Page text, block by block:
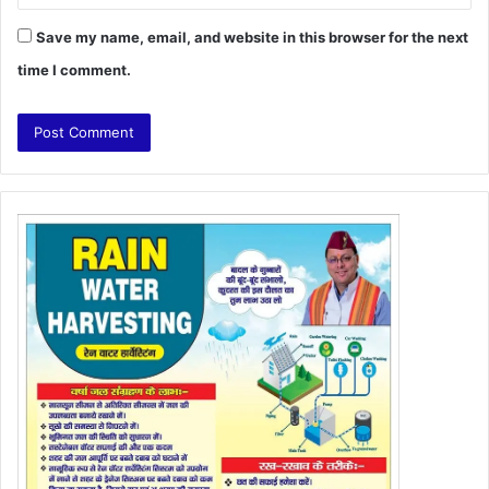
Save my name, email, and website in this browser for the next
time I comment.